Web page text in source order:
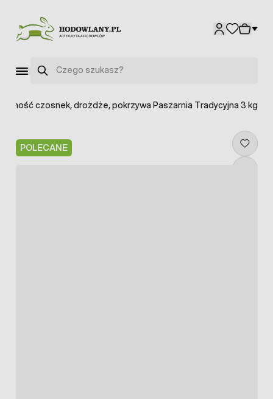
Szukaj
czosnek, drożdże, pokrzywa Paszarnia Tradycyjna 3 kg
POLECANE